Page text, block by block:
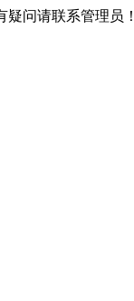
问请联系管理员！